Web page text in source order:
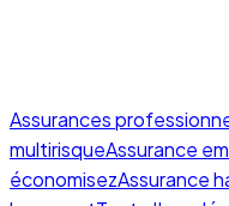
Assurances
multirisqueAssurance
économisezAssurance